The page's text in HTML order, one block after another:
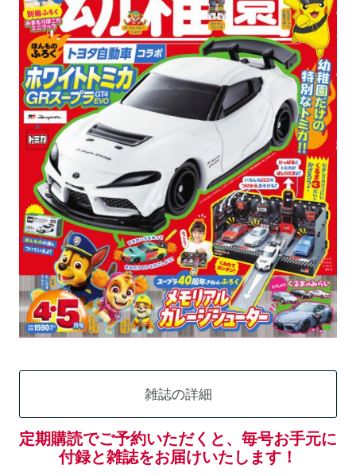
雑誌の詳細
定期購読でご予約いただくと、毎号お手元に
付録と雑誌をお届けいたします！